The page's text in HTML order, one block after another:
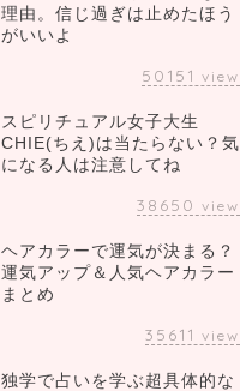
理由。信じ過ぎは止めたほう
がいいよ
50151 view
スピリチュアル女子大生
CHIE(ちえ)は当たらない？気
になる人は注意してね
38650 view
ヘアカラーで運気が決まる？
運気アップ＆人気ヘアカラー
まとめ
35611 view
独学で占いを学ぶ超具体的な